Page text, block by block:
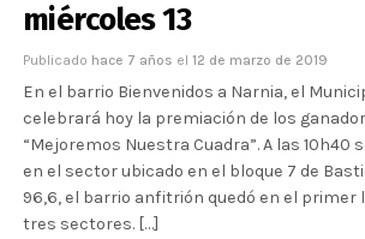
miércoles 13
Publicado hace 7 años el 12 de marzo de 2019
En el barrio Bienvenidos a Narnia, el
celebrará hoy la premiación de los
“Mejoremos Nuestra Cuadra”. A las 10h40
en el sector ubicado en el bloque 7 de
96,6, el barrio anfitrión quedó en el primer
tres sectores. […]